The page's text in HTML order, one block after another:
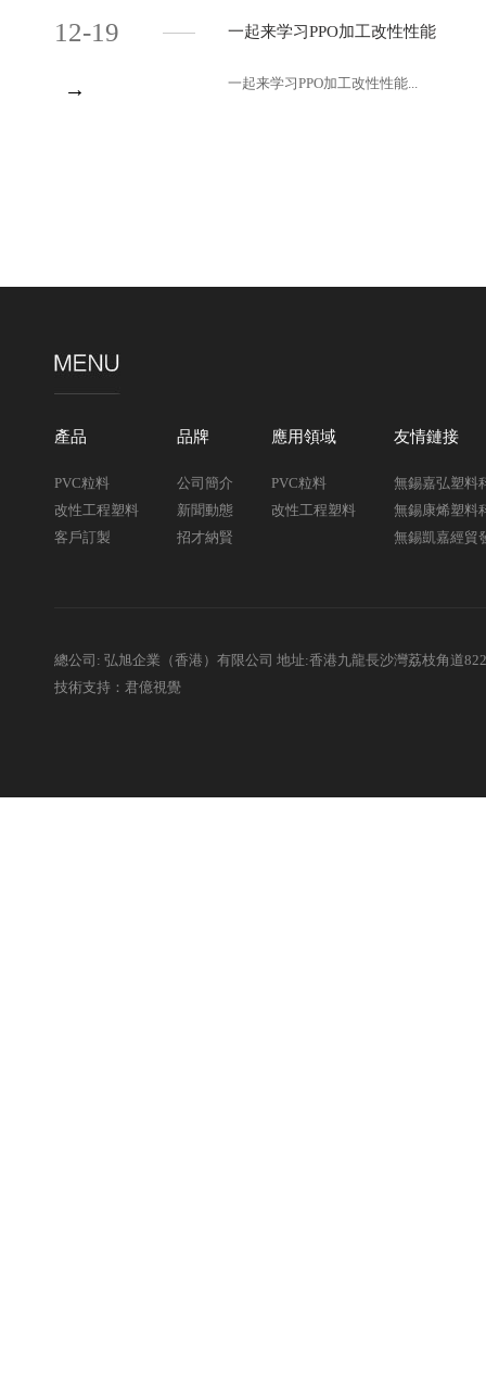
12-19
→
一起来学习PPO加工改性性能
一起来学习PPO加工改性性能...
產品
PVC粒料
改性工程塑料
客戶訂製
品牌
公司簡介
新聞動態
招才納賢
應用領域
PVC粒料
改性工程塑料
友情鏈接
無錫嘉弘塑料
無錫康烯塑料
無錫凱嘉經貿
總公司: 弘旭企業（香港）有限公司 地址:香港九龍長沙灣荔枝角道
技術支持：君億視覺